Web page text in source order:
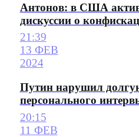
Антонов: в США
дискуссии о
21:39
13 ФЕВ
2024
Путин нарушил
персонального
20:15
11 ФЕВ